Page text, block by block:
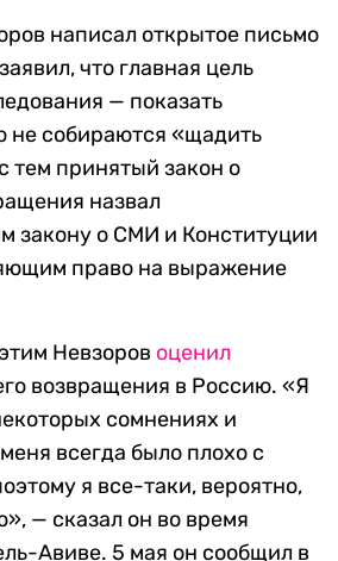
написал открытое письмо
что главная цель
— показать
не собираются «щадить
тем принятый закон о
назвал
закону о СМИ и Конституции
право на выражение
Невзоров оценил
возвращения в Россию. «Я
сомнениях и
всегда было плохо с
я все-таки, вероятно,
— сказал он во время
Авиве. 5 мая он сообщил в